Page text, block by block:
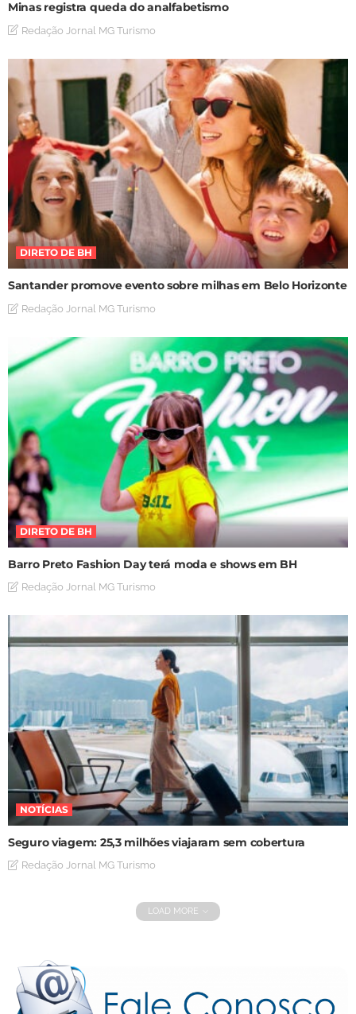
Minas registra queda do analfabetismo
Redação Jornal MG Turismo
DIRETO DE BH
Santander promove evento sobre milhas em Belo Horizonte
Redação Jornal MG Turismo
DIRETO DE BH
Barro Preto Fashion Day terá moda e shows em BH
Redação Jornal MG Turismo
NOTÍCIAS
Seguro viagem: 25,3 milhões viajaram sem cobertura
Redação Jornal MG Turismo
LOAD MORE